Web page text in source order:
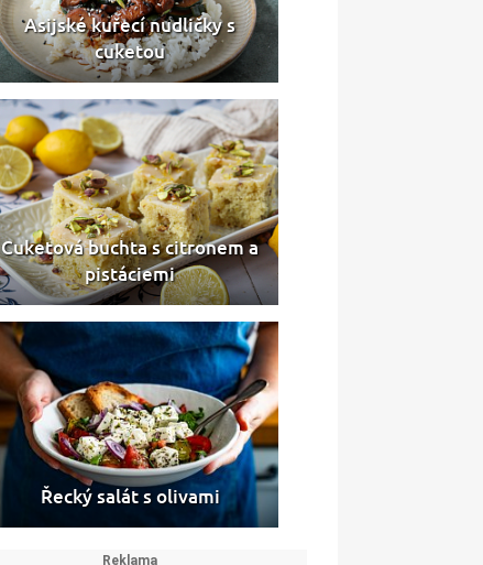
Asijské kuřecí nudličky s
cuketou
Cuketová buchta s citronem a
pistáciemi
Řecký salát s olivami